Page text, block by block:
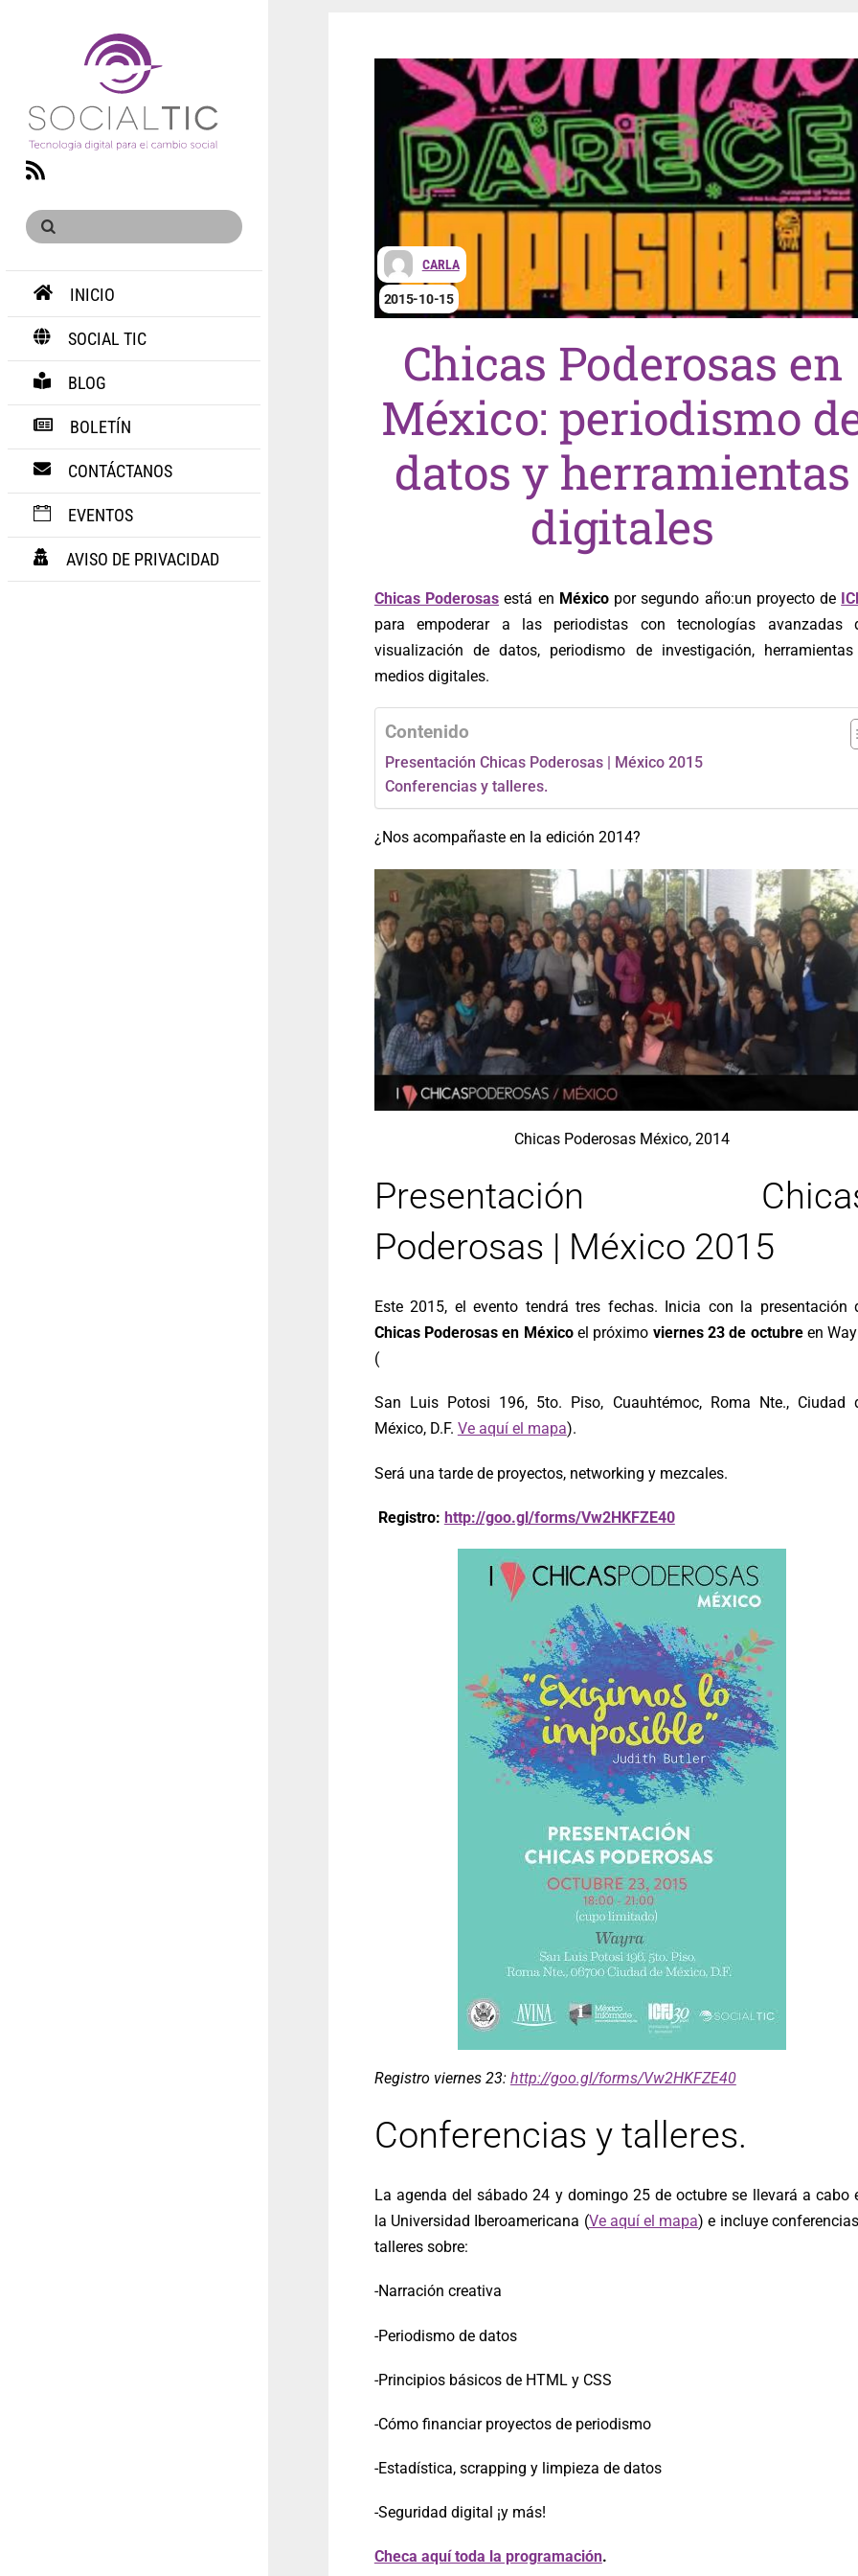
RSS
INICIO
SOCIAL TIC
BLOG
BOLETÍN
CONTÁCTANOS
EVENTOS
AVISO DE PRIVACIDAD
CARLA
2015-10-15
Chicas Poderosas en
México: periodismo
datos y herramientas
digitales
Chicas Poderosas está en Méxicopor segundo año:un proyecto de
para empoderar a las periodistas con tecnologías avanzadas
visualización de datos, periodismo de investigación,
medios digitales.
Contenido
Presentación Chicas Poderosas | México 2015
Conferencias y talleres.
¿Nos acompañaste en la edición 2014?
Chicas Poderosas México, 2014
Presentación
Poderosas | México 2015
Este 2015, el evento tendrá tres fechas. Inicia con la presentación
Chicas Poderosas en Méxicoel próximo viernes 23 de octubreen
(
San Luis Potosi 196, 5to. Piso, Cuauhtémoc, Roma Nte., Ciudad
México, D.F. Ve aquí el mapa).
Será una tarde de proyectos, networking y mezcales.
Registro: http://goo.gl/forms/Vw2HKFZE40
Registro viernes 23: http://goo.gl/forms/Vw2HKFZE40
Conferencias y talleres.
La agenda del sábado 24 y domingo 25 de octubre se llevará a cabo
la Universidad Iberoamericana (Ve aquí el mapa) e incluye
talleres sobre:
-Narración creativa
-Periodismo de datos
-Principios básicos de HTML y CSS
-Cómo financiar proyectos de periodismo
-Estadística, scrapping y limpieza de datos
-Seguridad digital ¡y más!
Checa aquí toda la programación.